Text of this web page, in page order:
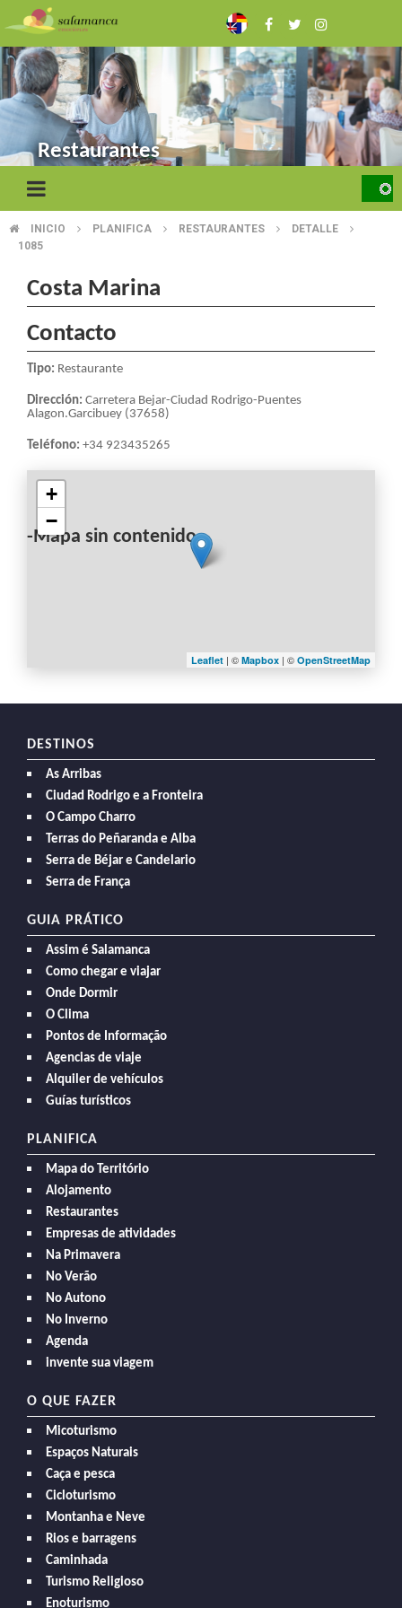
to
main
content
Restaurantes
BREADCRUMB
INICIO PLANIFICA RESTAURANTES
DETALLE
1085
Costa Marina
Contacto
Tipo: Restaurante
Dirección: Carretera Bejar-Ciudad Rodrigo-Puentes
Alagon.Garcibuey (37658)
Teléfono: +34 923435265
-Mapa sin contenido-
+
−
Leaflet | © Mapbox | © OpenStreetMap
DESTINOS
As Arribas
Ciudad Rodrigo e a Fronteira
O Campo Charro
Terras do Peñaranda e Alba
Serra de Béjar e Candelario
Serra de França
GUIA PRÁTICO
Assim é Salamanca
Como chegar e viajar
Onde Dormir
O Clima
Pontos de Informação
Agencias de viaje
Alquiler de vehículos
Guías turísticos
PLANIFICA
Mapa do Território
Alojamento
Restaurantes
Empresas de atividades
Na Primavera
No Verão
No Autono
No Inverno
Agenda
invente sua viagem
O QUE FAZER
Micoturismo
Espaços Naturais
Caça e pesca
Cicloturismo
Montanha e Neve
Rios e barragens
Caminhada
Turismo Religioso
Enoturismo